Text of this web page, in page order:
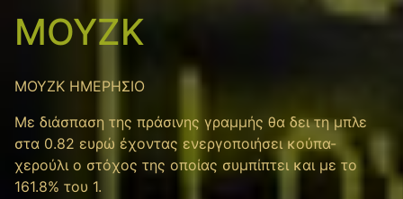
ΜΟΥΖΚ
ΜΟΥΖΚ ΗΜΕΡΗΣΙΟ
Με διάσπαση της πράσινης γραμμής θα δει τη μπλε
στα 0.82 ευρώ έχοντας ενεργοποιήσει κούπα-
χερούλι ο στόχος της οποίας συμπίπτει και με το
161.8% του 1.